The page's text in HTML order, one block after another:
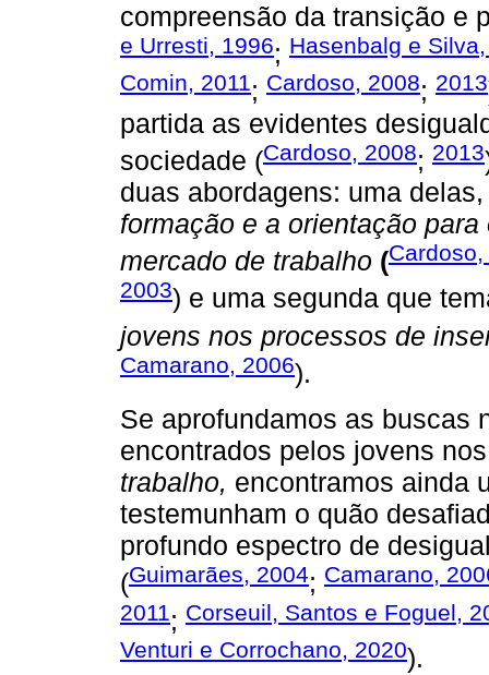
compreensão da transição e
e Urresti, 1996; Hasenbalg e
Comin, 2011; Cardoso, 2008; 2013
partida as evidentes
sociedade (Cardoso, 2008; 2013
duas abordagens: uma
formação e a orientação para
mercado de trabalho (
2003) e uma segunda que
jovens nos processos de
Camarano, 2006).
Se aprofundamos as buscas
encontrados pelos jovens
trabalho, encontramos ainda
testemunham o quão
profundo espectro de
(Guimarães, 2004; Camarano,
2011; Corseuil, Santos e Foguel,
Venturi e Corrochano, 2020).